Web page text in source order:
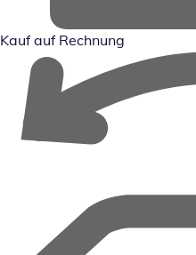
Kauf auf Rechnung